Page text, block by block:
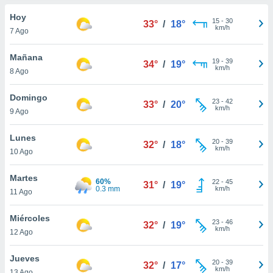
en
y
cookies
aceptar
Hoy
7 Ago
33° / 18° 15- 30
km/h
Mañana
8 Ago
34° / 19° 19- 39
km/h
Domingo
9 Ago
33° / 20° 23- 42
km/h
Lunes
10 Ago
32° / 18° 20- 39
km/h
Martes
11 Ago
60%
0.3 mm
31° / 19° 22- 45
km/h
Miércoles
12 Ago
32° / 19° 23- 46
km/h
Jueves
32° / 17° 20- 39
km/h